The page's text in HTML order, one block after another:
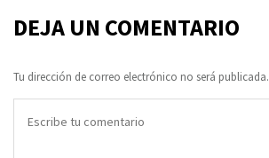
DEJA UN COMENTARIO
Tu dirección de correo electrónico no será publicada.